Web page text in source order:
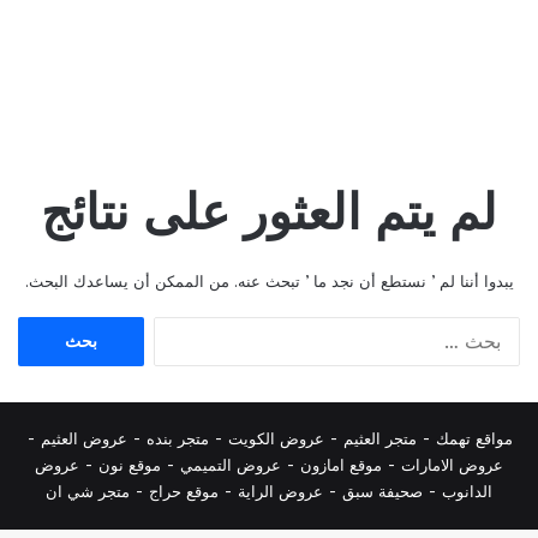
لم يتم العثور على نتائج
يبدوا أننا لم ’ نستطع أن نجد ما ’ تبحث عنه. من الممكن أن يساعدك البحث.
مواقع تهمك - متجر العثيم - عروض الكويت - متجر بنده - عروض العثيم -
عروض الامارات - موقع امازون - عروض التميمي - موقع نون - عروض
الدانوب - صحيفة سبق - عروض الراية - موقع حراج - متجر شي ان